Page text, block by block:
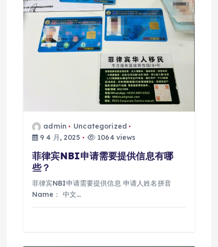
admin
Uncategorized
9 4 月, 2025
1064 views
菲律宾NBI申请需要提供信息有哪
些？
菲律宾NBI申请需要提供信息 申请人姓名拼音
Name： 中文…